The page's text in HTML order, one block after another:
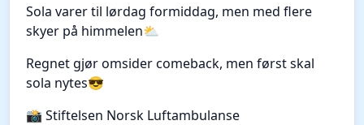
Sola varer til lørdag formiddag, men med flere
skyer på himmelen⛅
Regnet gjør omsider comeback, men først skal
sola nytes😎
📸 Stiftelsen Norsk Luftambulanse